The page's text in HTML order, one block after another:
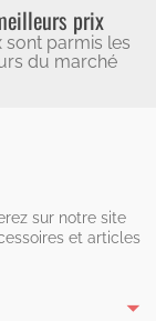
prix
sont parmis les
du marché
sur notre site
et articles